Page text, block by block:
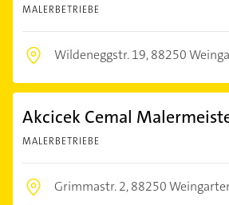
MALERBETRIEBE
Wildeneggstr. 19,88250
Akcicek Cemal
MALERBETRIEBE
Grimmastr. 2,88250